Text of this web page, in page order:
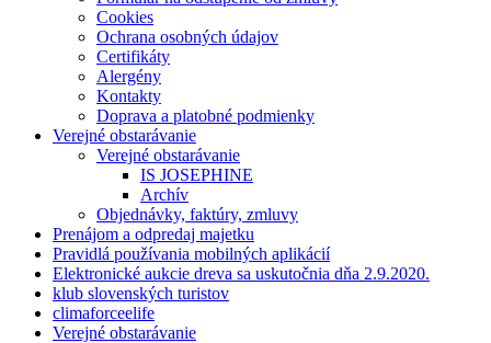
Cookies
Ochrana osobných údajov
Certifikáty
Alergény
Kontakty
Doprava a platobné podmienky
Verejné obstarávanie
Verejné obstarávanie
IS JOSEPHINE
Archív
Objednávky, faktúry, zmluvy
Prenájom a odpredaj majetku
Pravidlá používania mobilných aplikácií
Elektronické aukcie dreva sa uskutočnia dňa 2.9.2020.
klub slovenských turistov
climaforceelife
Verejné obstarávanie